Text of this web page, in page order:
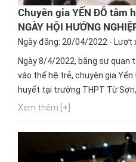
Chuyên gia YẾN ĐỖ tâm
NGÀY HỘI HƯỚNG
Sơn, Bắc Ninh
Ngày đăng: 20/04/2022 - Lượt
Ngày 8/4/2022, bằng sự quan
vào thế hệ trẻ, chuyên gia
huyết tại trường THPT Từ
HỘI HƯỚNG NGHIỆP với chủ đề
Xem thêm [+]